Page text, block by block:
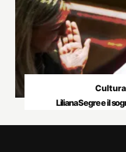
Liliana Segre e il